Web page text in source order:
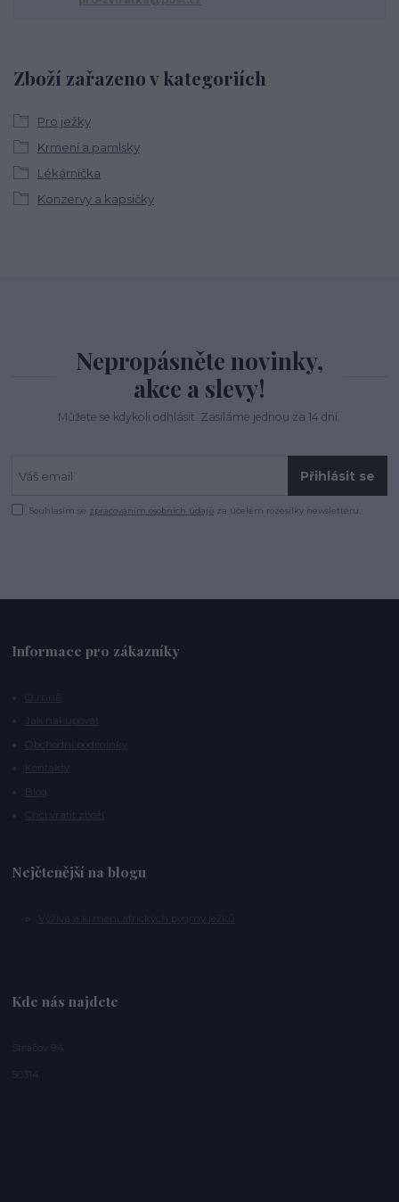
Zboží zařazeno v kategoriích
Pro ježky
Krmení a pamlsky
Lékárnička
Konzervy a kapsičky
Nepropásněte novinky,
akce a slevy!
Můžete se kdykoli odhlásit. Zasíláme jednou za 14 dní.
Přihlásit se
Souhlasím se zpracováním osobních údajů za účelem rozesílky newsletteru.
Informace pro zákazníky
Nejčtenější na blogu
Kde nás najdete